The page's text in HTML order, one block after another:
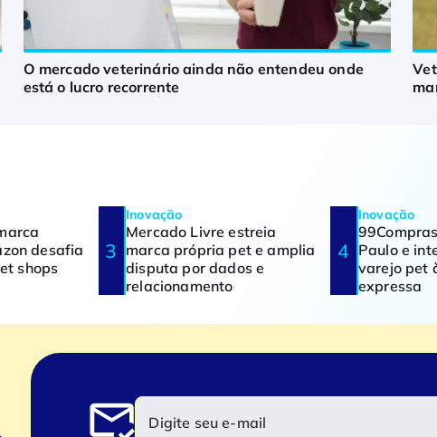
O mercado veterinário ainda não entendeu onde
está o lucro recorrente
desafia
shops
Inovação
Mercado Livre estreia
marca própria pet e amplia
disputa por dados e
relacionamento
Inovação
Paulo e
varejo pet
expressa